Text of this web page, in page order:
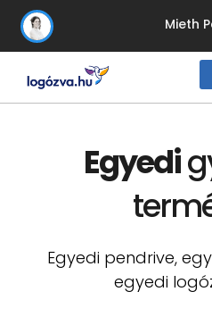
Mieth
Egyedi
Egyedi pendrive,
egyedi